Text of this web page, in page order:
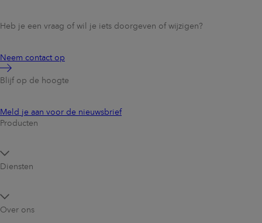
Heb je een vraag of wil je iets doorgeven of wijzigen?
Neem contact op
Blijf op de hoogte
Meld je aan voor de nieuwsbrief
Producten
Diensten
Over ons